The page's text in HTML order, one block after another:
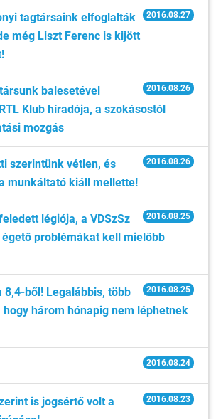
2016.08.27
tagtársaink elfoglalták
még Liszt Ferenc is kijött
2016.08.26
balesetével
Klub híradója, a szokásostól
mozgás
2016.08.26
szerintünk vétlen, és
munkáltató kiáll mellette!
2016.08.25
légiója, a VDSzSz
problémákat kell mielőbb
2016.08.25
8,4-ből! Legalábbis, több
hogy három hónapig nem léphetnek
2016.08.24
2016.08.23
is jogsértő volt a